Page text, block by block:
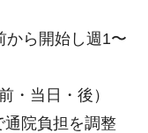
から開始し週1〜
・当日・後）
通院負担を調整